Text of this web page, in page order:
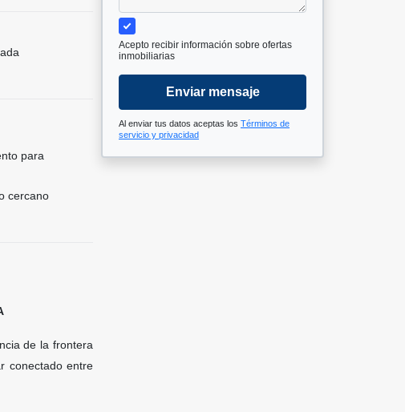
para
cercano
de la frontera
conectado entre
Acepto recibir información sobre ofertas
inmobiliarias
Enviar mensaje
Al enviar tus datos aceptas los Términos de
servicio y privacidad